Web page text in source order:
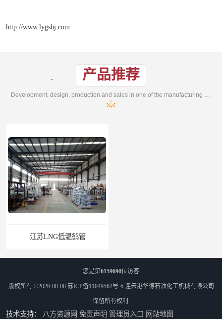
http://www.lygshj.com
产品推荐
Development, design, production and sales in one of the manufacturing enterprises
江苏LNG低温鹤管
您是第6159690位访客
版权所有 ©2026-08-08 苏ICP备11049562号-6 连云港华德石油化工机械有限公司
保留所有权利.
技术支持： 八方资源网 免责声明 管理员入口 网站地图